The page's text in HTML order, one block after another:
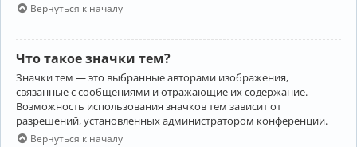
Вернуться к началу
Что такое значки тем?
Значки тем — это выбранные авторами изображения,
связанные с сообщениями и отражающие их содержание.
Возможность использования значков тем зависит от
разрешений, установленных администратором конференции.
Вернуться к началу